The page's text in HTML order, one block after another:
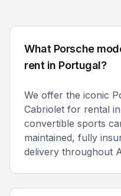
What Porsche
rent in Portugal?
We offer the iconic
Cabriolet for rental
convertible sports
maintained, fully
delivery throughout